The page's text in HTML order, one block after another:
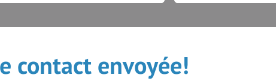
MINUTE
contact envoyée!